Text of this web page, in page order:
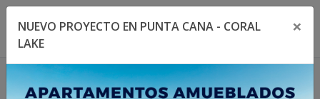
Toggle navigation menu
NUEVO PROYECTO EN PUNTA CANA - CORAL
LAKE
×